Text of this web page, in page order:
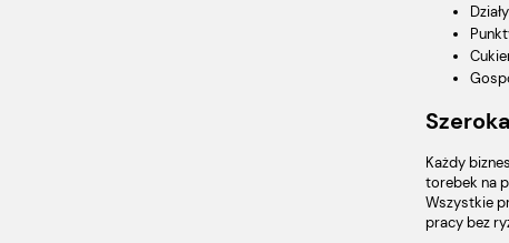
Każdy
torebek na
Wszystkie
pracy bez